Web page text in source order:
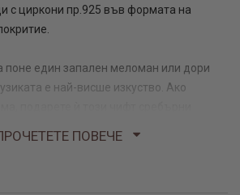
с циркони пр.925 във формата на
поне един запален меломан или дори
е най-висше изкуство. Ако
ПОВЕЧЕ